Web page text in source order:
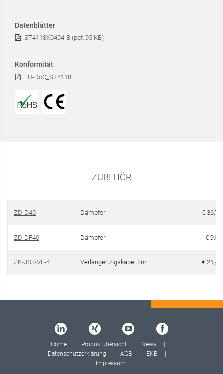
Datenblätter
ST4118X0404-B (pdf, 95 KB)
Konformität
EU-DoC_ST4118
ZUBEHÖR
ZD-D40 Dämpfer € 36,70
ZD-DF40 Dämpfer € 9,50
ZK-JST-VL-4 Verlängerungskabel 2m € 21,40
Home Produktübersicht
News
Datenschutzerklärung
AGB
EKB
Impressum